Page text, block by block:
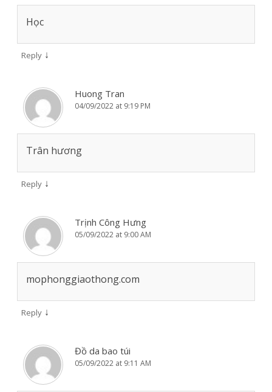
Học
Reply ↓
Huong Tran
04/09/2022 at 9:19 PM
Trân hương
Reply ↓
Trịnh Công Hưng
05/09/2022 at 9:00 AM
mophonggiaothong.com
Reply ↓
Đồ da bao túi
05/09/2022 at 9:11 AM